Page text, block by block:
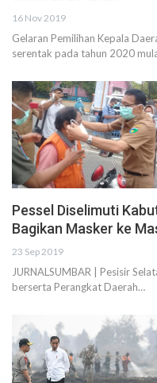
16 Nov 2019
Gelaran Pemilihan Kepala
serentak pada tahun 2020
Pessel Diselimuti
Bagikan Masker ke
23 Sep 2019
JURNALSUMBAR | Pesisir
berserta Perangkat Daerah…